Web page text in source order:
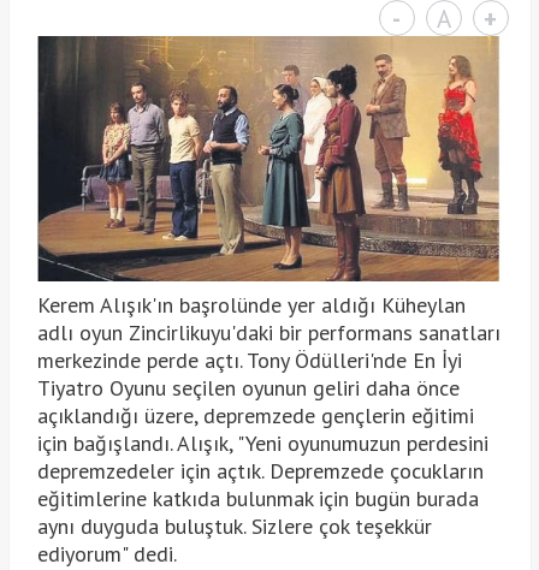
- A +
Kerem Alışık'ın başrolünde yer aldığı Küheylan
adlı oyun Zincirlikuyu'daki bir performans sanatları
merkezinde perde açtı. Tony Ödülleri'nde En İyi
Tiyatro Oyunu seçilen oyunun geliri daha önce
açıklandığı üzere, depremzede gençlerin eğitimi
için bağışlandı. Alışık, "Yeni oyunumuzun perdesini
depremzedeler için açtık. Depremzede çocukların
eğitimlerine katkıda bulunmak için bugün burada
aynı duyguda buluştuk. Sizlere çok teşekkür
ediyorum" dedi.